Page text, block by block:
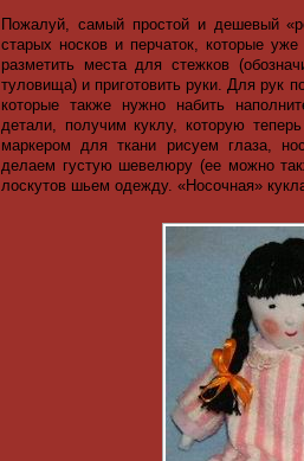
Пожалуй, самый простой и дешевый
старых носков и перчаток, которые
разметить места для стежков
туловища) и приготовить руки. Для рук
которые также нужно набить
детали, получим куклу, которую
маркером для ткани рисуем глаза,
делаем густую шевелюру (ее можно
лоскутов шьем одежду. «Носочная»